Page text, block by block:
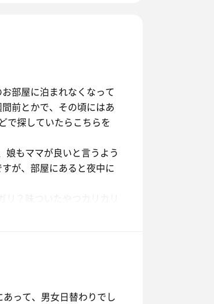
部屋に泊まれなくなって
前とかで、その頃にはあ
で探していたらこちらを
娘もママが良いと言うよう
が、部屋にあると夜中に
？味ついたやつカリカリ
設でした。また来た
って、男女日替わりでし